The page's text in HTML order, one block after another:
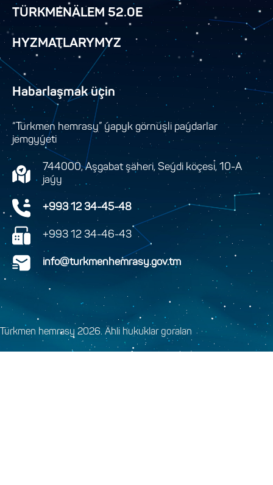
TÜRKMENÄLEM 52.0E
HYZMATLARYMYZ
Habarlaşmak üçin
“Türkmen hemrasy” ýapyk görnüşli paýdarlar
jemgyýeti
744000, Aşgabat şäheri, Seýdi köçesi, 10-A
jaýy
+993 12 34-45-48
+993 12 34-46-43
info@turkmenhemrasy.gov.tm
Türkmen hemrasy 2026. Ähli hukuklar goralan